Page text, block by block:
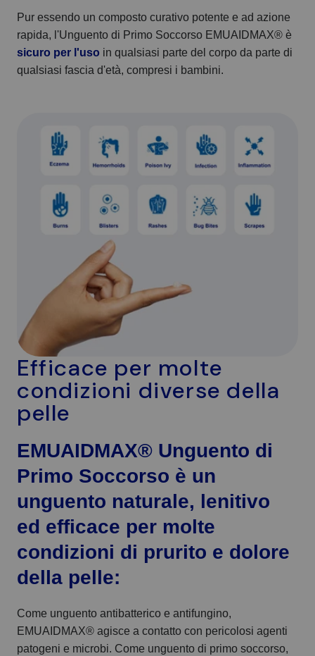
Pur essendo un composto curativo potente e ad azione
rapida, l'Unguento di Primo Soccorso EMUAIDMAX® è
sicuro per l'uso in qualsiasi parte del corpo da parte di
qualsiasi fascia d'età, compresi i bambini.
Efficace per molte
condizioni diverse della
pelle
EMUAIDMAX® Unguento di
Primo Soccorso è un
unguento naturale, lenitivo
ed efficace per molte
condizioni di prurito e dolore
della pelle:
Come unguento antibatterico e antifungino,
EMUAIDMAX® agisce a contatto con pericolosi agenti
patogeni e microbi. Come unguento di primo soccorso,